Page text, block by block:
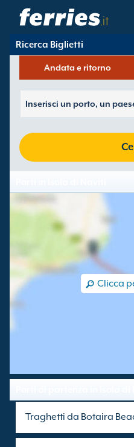
.it
Compagnie Navali
Destinazioni Traghetti
Rotte Traghetti
Porti Traghetti
Gestione Prenotazioni
Ricerca Biglietti
Andata e ritorno
Clicca
Traghetti da Botaira